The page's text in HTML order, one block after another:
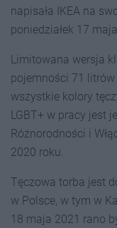
napisała IKEA na
poniedziałek 17
Limitowana wersja
pojemności 71
wszystkie kolory
LGBT+ w pracy jest
Różnorodności i
2020 roku.
Tęczowa torba jest
w Polsce, w tym w
18 maja 2021 rano